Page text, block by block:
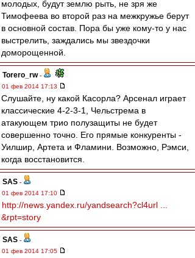
молодых, будут землю рыть, не зря же
Тимофеева во второй раз на межкружье берут
в основной состав. Пора бы уже кому-то у нас
выстрелить, заждались мы звездочки
доморощенной.
Torero_rw-
01 фев 2014 17:13
Слушайте, ну какой Касорла? Арсенал играет
классические 4-2-3-1, Чельстрема в
атакующем трио полузащиты не будет
совершенно точно. Его прямые конкуренты -
Уилшир, Артета и Фламини. Возможно, Рэмси,
когда восстановится.
SAS -
01 фев 2014 17:10
http://news.yandex.ru/yandsearch?cl4url ...
&rpt=story
SAS -
01 фев 2014 17:05